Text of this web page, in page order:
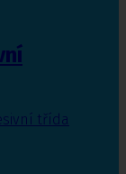
třída